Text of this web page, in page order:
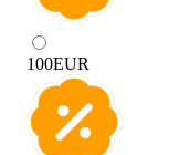
100EUR